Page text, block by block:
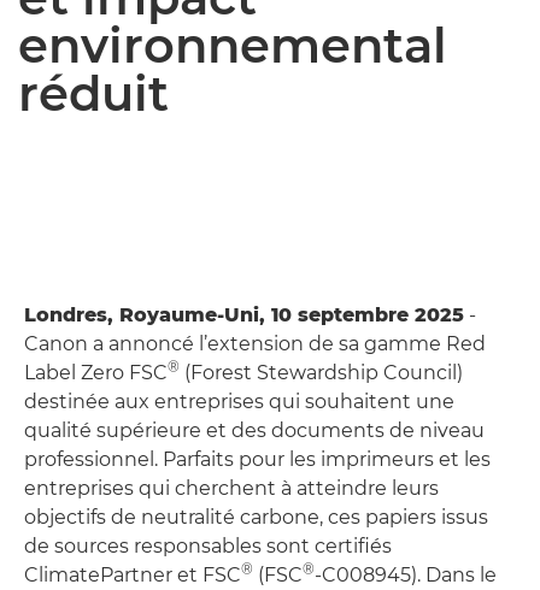
environnemental
réduit
Londres, Royaume-Uni, 10 septembre 2025 -
Canon a annoncé l’extension de sa gamme Red
Label Zero FSC® (Forest Stewardship Council)
destinée aux entreprises qui souhaitent une
qualité supérieure et des documents de niveau
professionnel. Parfaits pour les imprimeurs et les
entreprises qui cherchent à atteindre leurs
objectifs de neutralité carbone, ces papiers issus
de sources responsables sont certifiés
ClimatePartner et FSC® (FSC®-C008945). Dans le